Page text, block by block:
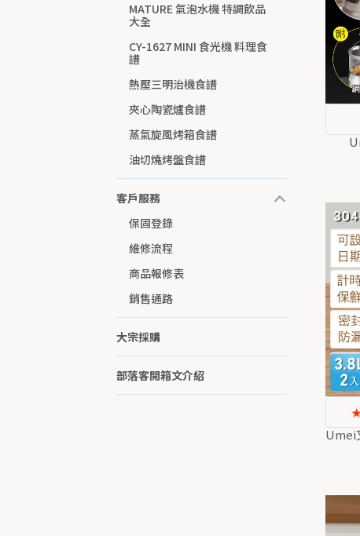
MATURE 氣泡水機 特調飲品
大全
CY-1627 MINI 食光機 料理食
譜
熱壓三明治機食譜
夾心陶瓷爐食譜
蒸氣旋風烤箱食譜
油切燒烤盤食譜
客戶服務
保固登錄
維修流程
商品報修表
銷售通路
大宗採購
部落客開箱文介紹
★
Umei